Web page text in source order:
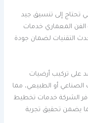
تحتاج إلى تنسيق جيد
المعماري خدمات
التقنيات لضمان جودة
على تركيب أرضيات
أو الطبيعي، مما
الشركة خدمات تخطيط
يضمن تحقيق تجربة